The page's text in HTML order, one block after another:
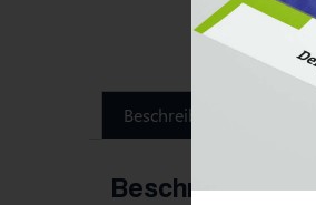
Beschreibung
Beschreibung